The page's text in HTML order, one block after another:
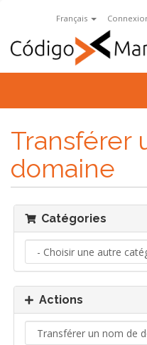
Français
Transférer
domaine
Catégories
Actions